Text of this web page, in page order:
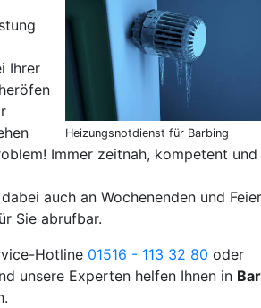
Heizungsnotdienst für Barbing
Ihrer
Immer zeitnah, kompetent und
auch an Wochenenden und
Sie abrufbar.
Hotline 01516 - 113 32 80 oder
unsere Experten helfen Ihnen in